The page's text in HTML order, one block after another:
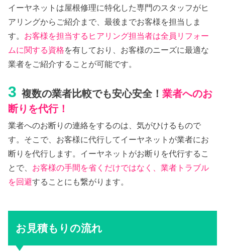
イーヤネットは屋根修理に特化した専門のスタッフがヒ
アリングからご紹介まで、最後までお客様を担当しま
す。 お客様を担当するヒアリング担当者は全員リフォー
ムに関する資格を有しており、お客様のニーズに最適な
業者をご紹介することが可能です。
3 複数の業者比較でも安心安全！業者へのお
断りを代行！
業者へのお断りの連絡をするのは、気がひけるもので
す。そこで、お客様に代行してイーヤネットが業者にお
断りを代行します。イーヤネットがお断りを代行するこ
とで、 お客様の手間を省くだけではなく、業者トラブル
を回避することにも繋がります。
お見積もりの流れ